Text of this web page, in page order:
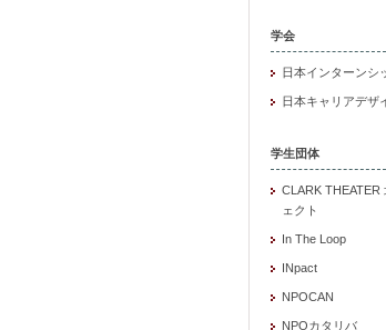
学会
日本インターンシ
日本キャリアデザ
学生団体
CLARK THEATER
ェクト
In The Loop
INpact
NPOCAN
NPOカタリバ